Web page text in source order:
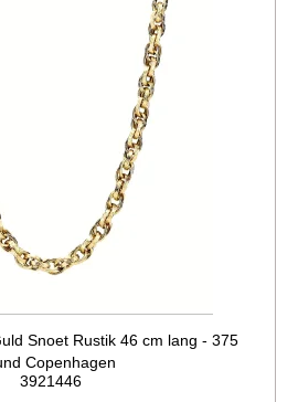
Snoet Rustik 46 cm lang - 375
Copenhagen
3921446